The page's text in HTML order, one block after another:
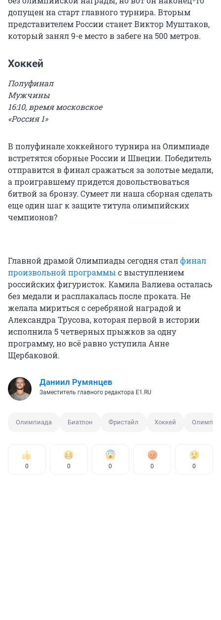
допущен на старт главного турнира. Вторым
представителем России станет Виктор Муштаков,
который занял 9-е место в забеге на 500 метров.
Хоккей
Полуфинал
Мужчины
16:10, время московское
«Россия 1»
В полуфинале хоккейного турнира на Олимпиаде
встретятся сборные России и Швеции. Победитель
отправится в финал сражаться за золотые медали,
а проигравшему придется довольствоваться
битвой за бронзу. Сумеет ли наша сборная сделать
еще один шаг к защите титула олимпийских
чемпионов?
Главной драмой Олимпиады сегодня сталфинал
произвольной программы с выступлением
российских фигуристок. Камила Валиева осталась
без медали и расплакалась после проката. Не
желала мириться с серебряной наградой и
Александра Трусова, которая первой в истории
исполнила 5 четверных прыжков за одну
программу, но всё равно уступила Анне
Щербаковой.
Даниил Румянцев
Заместитель главного редактора E1.RU
Олимпиада Биатлон Фристайл Хоккей
0 0 0 0 0